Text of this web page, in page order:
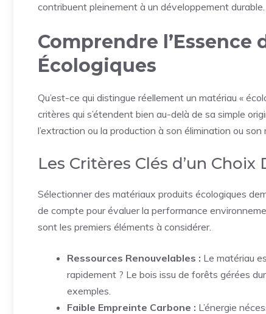
contribuent pleinement à un développement durable.
Comprendre
Écologiques
Qu’est-ce qui distingue réellement un matériau «
critères qui s’étendent bien au-delà de sa simple
l’extraction ou la production à son élimination ou
Les Critères Clés d’un Choix
Sélectionner des matériaux produits écologiques
de compte pour évaluer la performance
sont les premiers éléments à considérer.
Ressources Renouvelables : Le matériau
rapidement ? Le bois issu de forêts gérées
exemples.
Faible Empreinte Carbone : L’énergie